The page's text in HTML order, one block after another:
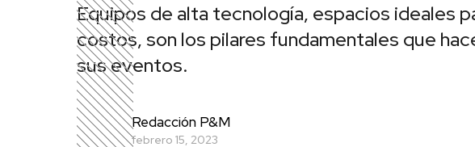
Equipos de alta tecnología, espacios ideales
costos, son los pilares fundamentales que
sus eventos.
Redacción P&M
febrero 15, 2023